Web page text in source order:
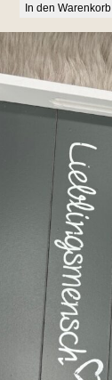
In den Warenkorb